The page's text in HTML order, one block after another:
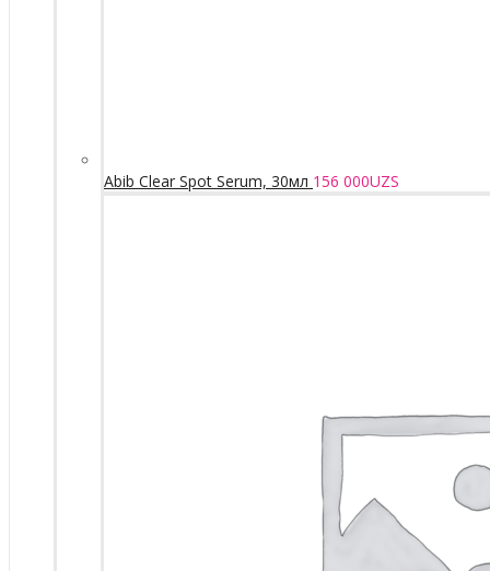
Abib Clear Spot Serum, 30мл 156 000UZS